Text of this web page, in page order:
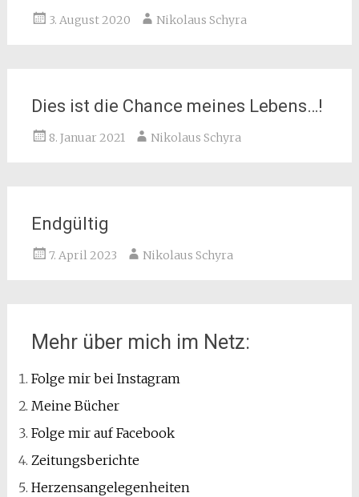
3. August 2020 Nikolaus Schyra
Dies ist die Chance meines Lebens…!
8. Januar 2021 Nikolaus Schyra
Endgültig
7. April 2023 Nikolaus Schyra
Mehr über mich im Netz:
Folge mir bei Instagram
Meine Bücher
Folge mir auf Facebook
Zeitungsberichte
Herzensangelegenheiten